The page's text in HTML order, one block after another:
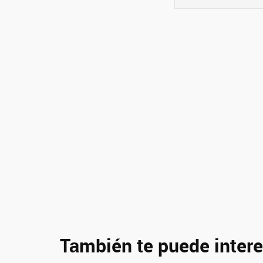
También te puede